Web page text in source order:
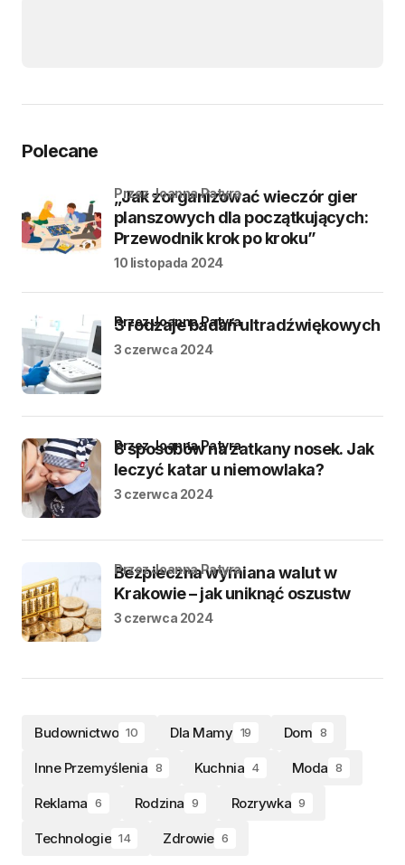
Polecane
„Jak zorganizować wieczór gier
planszowych dla początkujących:
Przewodnik krok po kroku”
przez Joanna Patyra
10 listopada 2024
3 rodzaje badań ultradźwiękowych
przez Joanna Patyra
3 czerwca 2024
8 sposobów na zatkany nosek. Jak
leczyć katar u niemowlaka?
przez Joanna Patyra
3 czerwca 2024
Bezpieczna wymiana walut w
Krakowie – jak uniknąć oszustw
przez Joanna Patyra
3 czerwca 2024
Budownictwo 10 Dla Mamy 19 Dom 8
Inne Przemyślenia 8 Kuchnia 4 Moda 8
Reklama 6 Rodzina 9 Rozrywka 9
Technologie 14 Zdrowie 6